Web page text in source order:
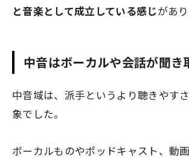
と音楽として成立している感じがあり
中音はボーカルや会話が聞き
中音域は、派手というより聴きやす
象でした。
ボーカルものやポッドキャスト、動